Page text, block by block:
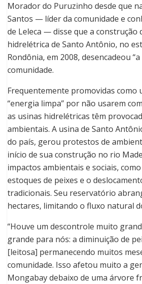
Morador do Puruzinho desde que
Santos — líder da comunidade e
de Leleca — disse que a construção
hidrelétrica de Santo Antônio, no
Rondônia, em 2008, desencadeou
comunidade.
Frequentemente promovidas como
“energia limpa” por não usarem
as usinas hidrelétricas têm
ambientais. A usina de Santo
do país, gerou protestos de
início de sua construção no rio
impactos ambientais e sociais,
estoques de peixes e o
tradicionais. Seu reservatório
hectares, limitando o fluxo natural
“Houve um descontrole muito
grande para nós: a diminuição de
[leitosa] permanecendo muitos
comunidade. Isso afetou muito a
Mongabay debaixo de uma árvore